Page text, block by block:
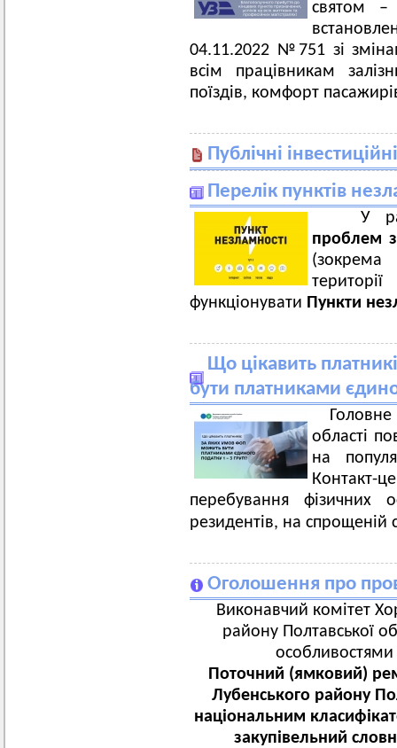
святом –
04.11.2022 №751 зі
всім працівникам
поїздів, комфорт
Публічні
Перелік пунктів
У
проблем
(зокрема
функціонувати Пункти
Що цікавить
бути платниками
області
на
перебування фізичних
резидентів, на спрощеній
Оголошення про
Виконавчий комітет
району Полтавської
особливостями
Поточний (ямковий)
Лубенського району
національним
закупівельний